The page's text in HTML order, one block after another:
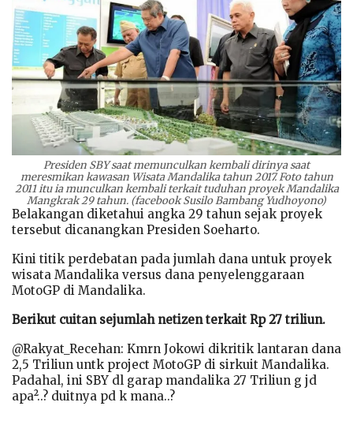
Presiden SBY saat memunculkan kembali dirinya saat
meresmikan kawasan Wisata Mandalika tahun 2017. Foto tahun
2011 itu ia munculkan kembali terkait tuduhan proyek Mandalika
Mangkrak 29 tahun. (facebook Susilo Bambang Yudhoyono)
Belakangan diketahui angka 29 tahun sejak proyek
tersebut dicanangkan Presiden Soeharto.
Kini titik perdebatan pada jumlah dana untuk proyek
wisata Mandalika versus dana penyelenggaraan
MotoGP di Mandalika.
Berikut cuitan sejumlah netizen terkait Rp 27 triliun.
@Rakyat_Recehan: Kmrn Jokowi dikritik lantaran dana
2,5 Triliun untk project MotoGP di sirkuit Mandalika.
Padahal, ini SBY dl garap mandalika 27 Triliun g jd
apa²..? duitnya pd k mana..?